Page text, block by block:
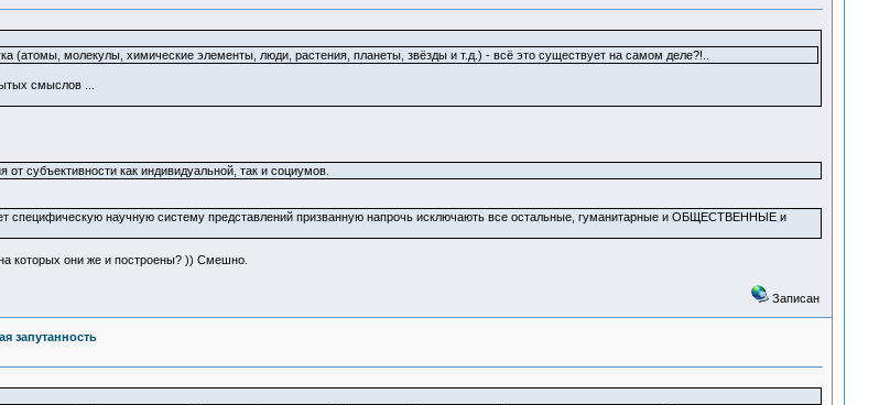
(атомы, молекулы, химические элементы, люди, растения, планеты, звёзды и т.д.) - всё это существует на самом деле?!..
смыслов ...
субъективности как индивидуальной, так и социумов.
специфическую научную систему представлений призванную напрочь исключають все остальные, гуманитарные и ОБЩЕСТВЕННЫЕ и
которых они же и построены? )) Смешно.
Записан
запутанность